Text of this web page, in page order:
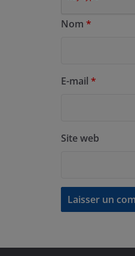
Nom *
E-mail *
Site web